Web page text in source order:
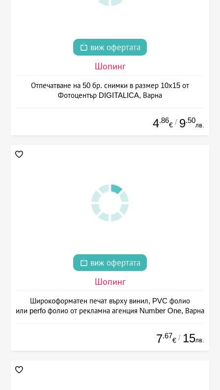
виж офертата
Шопинг
Отпечатване на 50 бр. снимки в размер 10х15 от
Фотоцентър DIGITALICA, Варна
4.86
€ / 9.50
лв.
виж офертата
Шопинг
Широкоформатен печат върху винил, PVC фолио
или perfo фолио от рекламна агенция Number One, Варна
7.67
€ / 15лв.